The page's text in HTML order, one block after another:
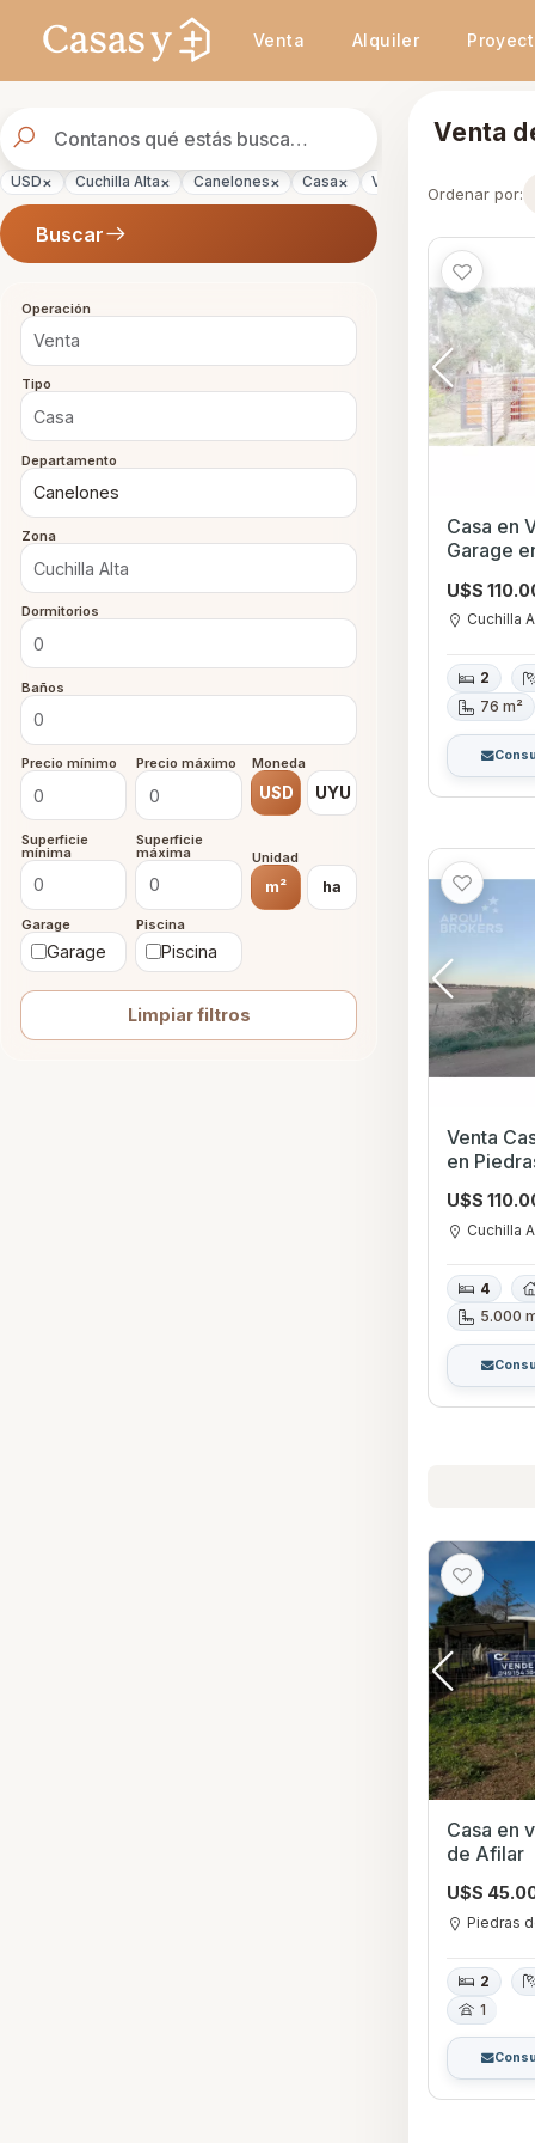
Venta Alquiler
de
propiedades
USD× Cuchilla Alta× Canelones× Casa× Venta
Buscar
Operación
Tipo
Departamento
Zona
Dormitorios
Baños
Precio mínimo Precio máximo Moneda
USD UYU
Superficie
mínima
Superficie
máxima Unidad
m² ha
Garage
Garage
Piscina
Piscina
Limpiar filtros
Venta
Ordenar por:
Casa en
Garage
U$S
Cuchilla
2
76 m²
Venta Casa cabañas sobre Ruta 70
U$S
Cuchilla
4
5.000
Casa en
de Afilar
U$S
Piedras
2
1